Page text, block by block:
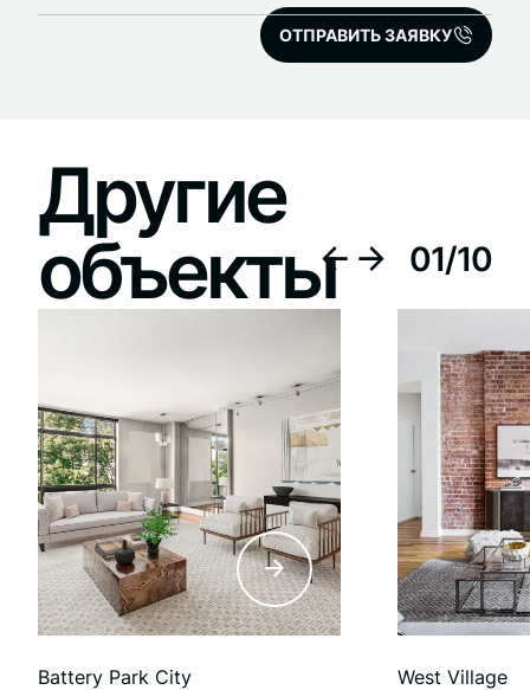
ОТПРАВИТЬ ЗАЯВКУ
Другие
объекты
Battery Park City
West Village
01/10